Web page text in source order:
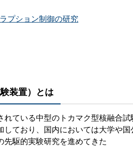
プション制御の研究
装置）とは
れている中型のトカマク型核融合試
しており、国内においては大学や
の先駆的実験研究を進めてきた